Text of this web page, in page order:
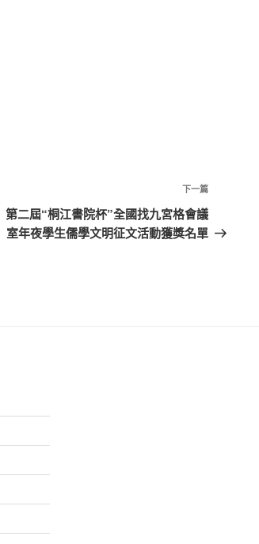
下
一
篇
下一篇
第二屆“桐江書院杯”全國找九宮格會議
室年夜學生儒學文明征文活動獲獎名單